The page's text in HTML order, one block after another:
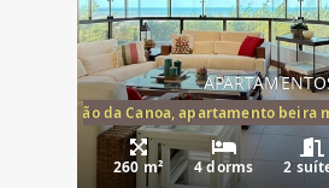
mar Capão da Canoa, apartamento beira
260 m² 4 dorms 2